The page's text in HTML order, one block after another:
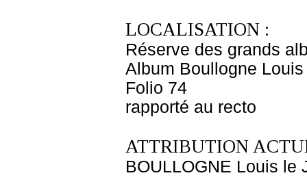
LOCALISATION :
Réserve des grands
Album Boullogne
Folio 74
rapporté au recto
ATTRIBUTION
BOULLOGNE Louis le